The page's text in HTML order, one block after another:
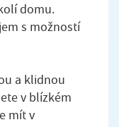
domu.
s možností
a klidnou
v blízkém
mít v